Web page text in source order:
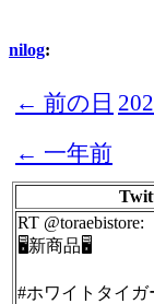
nilog:
← 前の日
← 一年前
RT @toraebistore:
🖥新商品🖥
#ホワイトタイ